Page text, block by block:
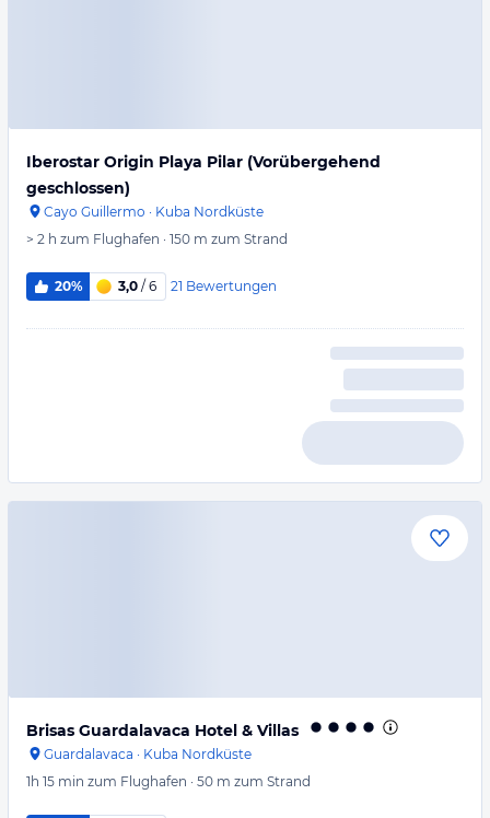
Iberostar Origin Playa Pilar (Vorübergehend
geschlossen)
Cayo Guillermo · Kuba Nordküste
> 2 h zum Flughafen · 150 m zum Strand
20% 3,0 / 6 21 Bewertungen
Brisas Guardalavaca Hotel & Villas
Guardalavaca · Kuba Nordküste
1h 15 min zum Flughafen · 50 m zum Strand